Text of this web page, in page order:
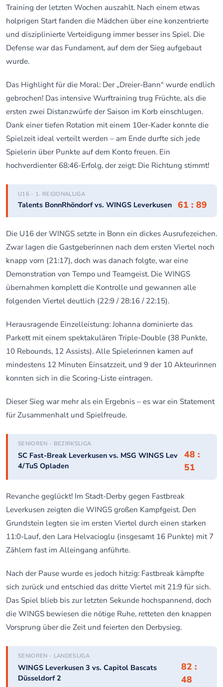
Training der letzten Wochen auszahlt. Nach einem etwas
holprigen Start fanden die Mädchen über eine konzentrierte
und disziplinierte Verteidigung immer besser ins Spiel. Die
Defense war das Fundament, auf dem der Sieg aufgebaut
wurde.
Das Highlight für die Moral: Der „Dreier-Bann“ wurde endlich
gebrochen! Das intensive Wurftraining trug Früchte, als die
ersten zwei Distanzwürfe der Saison im Korb einschlugen.
Dank einer tiefen Rotation mit einem 10er-Kader konnte die
Spielzeit ideal verteilt werden – am Ende durfte sich jede
Spielerin über Punkte auf dem Konto freuen. Ein
hochverdienter 68:46-Erfolg, der zeigt: Die Richtung stimmt!
U16 - 1. REGIONALLIGA
Talents BonnRhöndorf vs. WINGS Leverkusen 61 : 89
Die U16 der WINGS setzte in Bonn ein dickes Ausrufezeichen.
Zwar lagen die Gastgeberinnen nach dem ersten Viertel noch
knapp vorn (21:17), doch was danach folgte, war eine
Demonstration von Tempo und Teamgeist. Die WINGS
übernahmen komplett die Kontrolle und gewannen alle
folgenden Viertel deutlich (22:9 / 28:16 / 22:15).
Herausragende Einzelleistung: Johanna dominierte das
Parkett mit einem spektakulären Triple-Double (38 Punkte,
10 Rebounds, 12 Assists). Alle Spielerinnen kamen auf
mindestens 12 Minuten Einsatzzeit, und 9 der 10 Akteurinnen
konnten sich in die Scoring-Liste eintragen.
Dieser Sieg war mehr als ein Ergebnis – es war ein Statement
für Zusammenhalt und Spielfreude.
SENIOREN - BEZIRKSLIGA
SC Fast-Break Leverkusen vs. MSG WINGS Lev
4/TuS Opladen
48 :
51
Revanche geglückt! Im Stadt-Derby gegen Fastbreak
Leverkusen zeigten die WINGS großen Kampfgeist. Den
Grundstein legten sie im ersten Viertel durch einen starken
11:0-Lauf, den Lara Helvacioglu (insgesamt 16 Punkte) mit 7
Zählern fast im Alleingang anführte.
Nach der Pause wurde es jedoch hitzig: Fastbreak kämpfte
sich zurück und entschied das dritte Viertel mit 21:9 für sich.
Das Spiel blieb bis zur letzten Sekunde hochspannend, doch
die WINGS bewiesen die nötige Ruhe, retteten den knappen
Vorsprung über die Zeit und feierten den Derbysieg.
SENIOREN - LANDESLIGA
WINGS Leverkusen 3 vs. Capitol Bascats
Düsseldorf 2
82 :
48